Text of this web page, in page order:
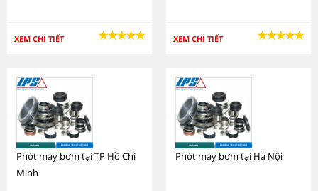
XEM CHI TIẾT XEM CHI TIẾT
Phớt máy bơm tại TP Hồ Chí
Minh
Phớt máy bơm tại Hà Nội